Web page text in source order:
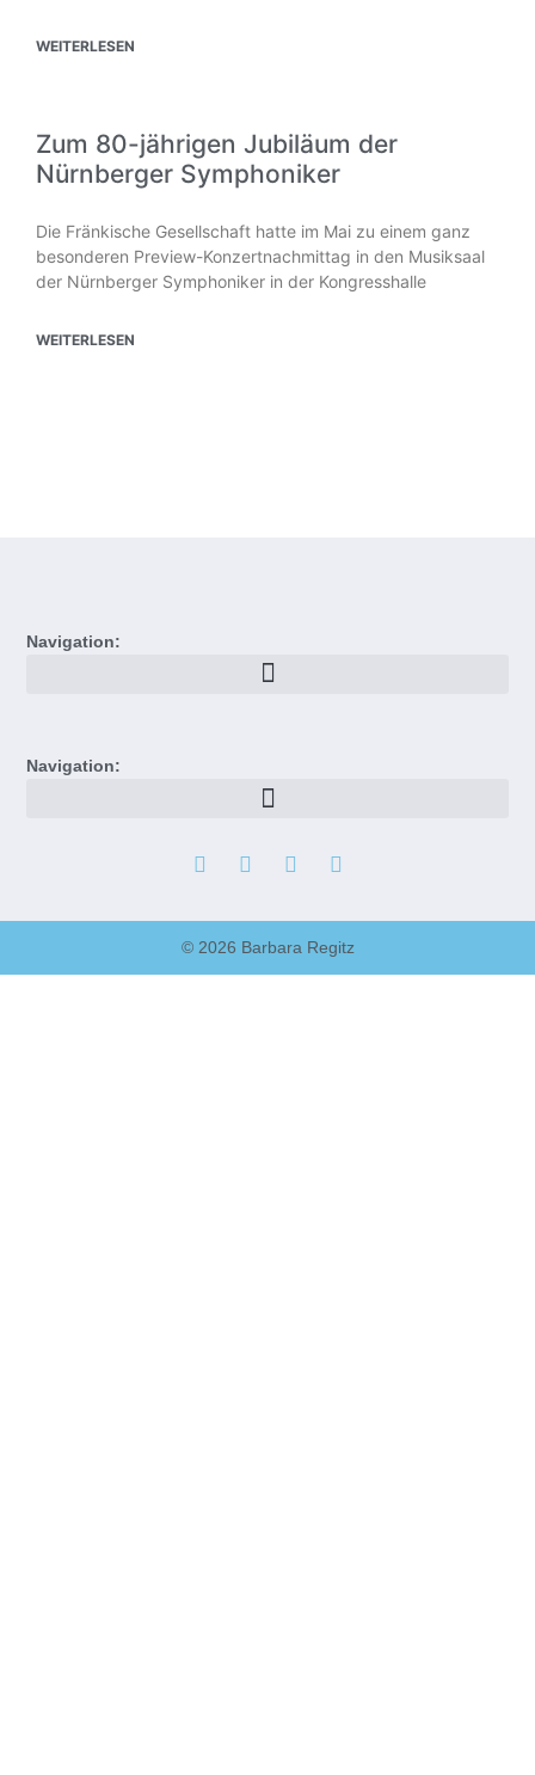
WEITERLESEN
Zum 80-jährigen Jubiläum der
Nürnberger Symphoniker
Die Fränkische Gesellschaft hatte im Mai zu einem ganz
besonderen Preview-Konzertnachmittag in den Musiksaal
der Nürnberger Symphoniker in der Kongresshalle
WEITERLESEN
Navigation:
Navigation:
© 2026 Barbara Regitz